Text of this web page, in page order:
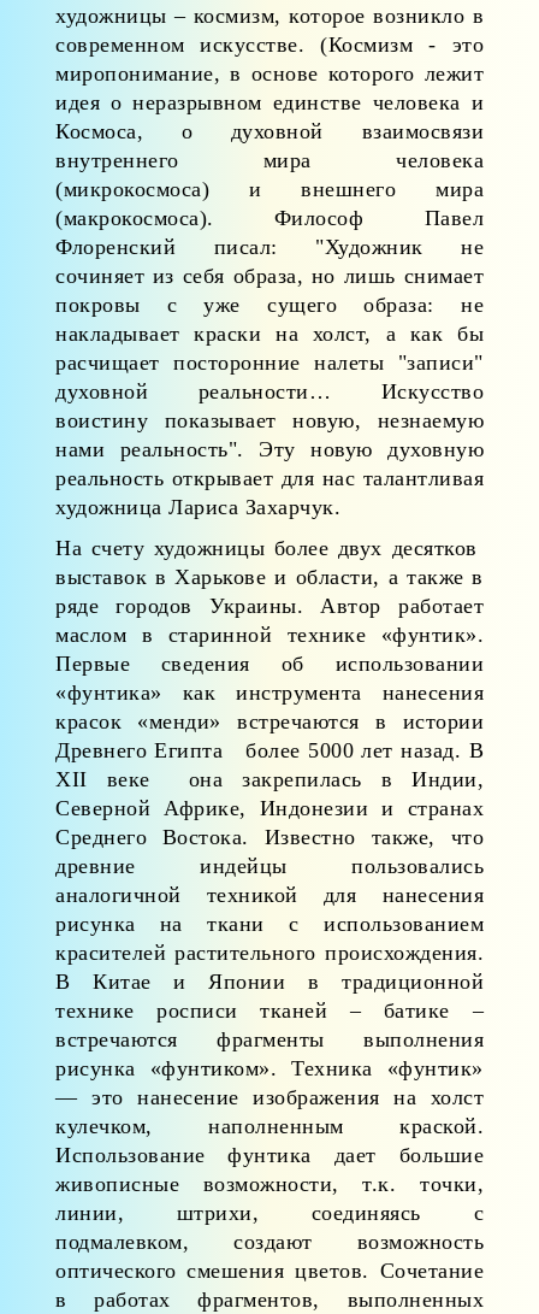
художницы – космизм, которое возникло в
современном искусстве. (Космизм - это
миропонимание, в основе которого лежит
идея о неразрывном единстве человека и
Космоса, о духовной взаимосвязи
внутреннего мира человека
(микрокосмоса) и внешнего мира
(макрокосмоса). Философ Павел
Флоренский писал: "Художник не
сочиняет из себя образа, но лишь снимает
покровы с уже сущего образа: не
накладывает краски на холст, а как бы
расчищает посторонние налеты "записи"
духовной реальности… Искусство
воистину показывает новую, незнаемую
нами реальность". Эту новую духовную
реальность открывает для нас талантливая
художница Лариса Захарчук.
На счету художницы более двух десятков
выставок в Харькове и области, а также в
ряде городов Украины. Автор работает
маслом в старинной технике «фунтик».
Первые сведения об использовании
«фунтика» как инструмента нанесения
красок «менди» встречаются в истории
Древнего Египта более 5000 лет назад. В
XII веке она закрепилась в Индии,
Северной Африке, Индонезии и странах
Среднего Востока. Известно также, что
древние индейцы пользовались
аналогичной техникой для нанесения
рисунка на ткани с использованием
красителей растительного происхождения.
В Китае и Японии в традиционной
технике росписи тканей – батике –
встречаются фрагменты выполнения
рисунка «фунтиком». Техника «фунтик»
— это нанесение изображения на холст
кулечком, наполненным краской.
Использование фунтика дает большие
живописные возможности, т.к. точки,
линии, штрихи, соединяясь с
подмалевком, создают возможность
оптического смешения цветов. Сочетание
в работах фрагментов, выполненных